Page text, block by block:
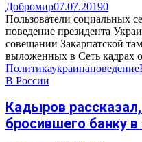
Добромир07.07.20190
Пользователи социальных
поведение президента
совещании Закарпатской
выложенных в Сеть кадрах
Политикаукраинаповедение
В России
Кадыров
бросившего банку в